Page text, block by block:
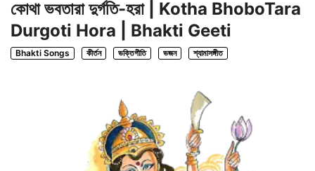
কোথা ভবতারা দুর্গতি-হরা | Kotha BhoboTara
Durgoti Hora | Bhakti Geeti
Bhakti Songs কীর্তন ভক্তিগীতি ভজন শ্যামাসঙ্গীত